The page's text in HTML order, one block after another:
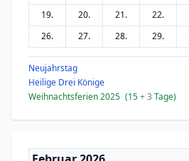
19.
20. 21. 22.
26.
27. 28. 29.
Neujahrstag
Heilige Drei Könige
Weihnachtsferien 2025 (15+ 3 Tage)